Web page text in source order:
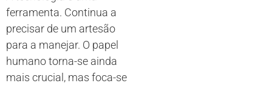
ferramenta. Continua a
precisar de um artesão
para a manejar. O papel
humano torna-se ainda
mais crucial, mas foca-se